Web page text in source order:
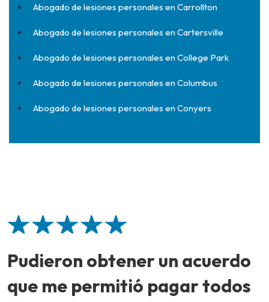
Abogado de lesiones personales en Carrollton
Abogado de lesiones personales en Cartersville
Abogado de lesiones personales en College Park
Abogado de lesiones personales en Columbus
Abogado de lesiones personales en Conyers
Pudieron obtener un acuerdo
que me permitió pagar todos